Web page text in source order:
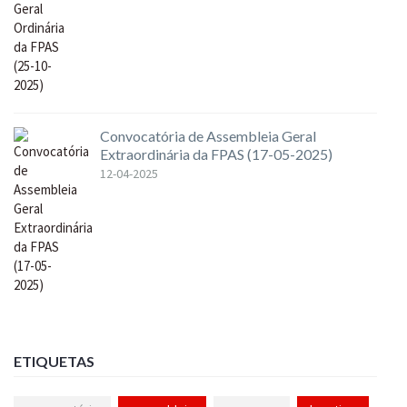
Convocatória de Assembleia Geral
Extraordinária da FPAS (17-05-2025)
12-04-2025
ETIQUETAS